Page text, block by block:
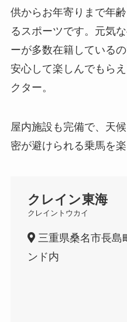
供からお年寄りまで年
るスポーツです。元気
ーが多数在籍している
安心して楽しんでもら
クター。
屋内施設も完備で、天
密が避けられる乗馬を
クレイン東海
クレイントウカイ
三重県桑名市長島
ンド内